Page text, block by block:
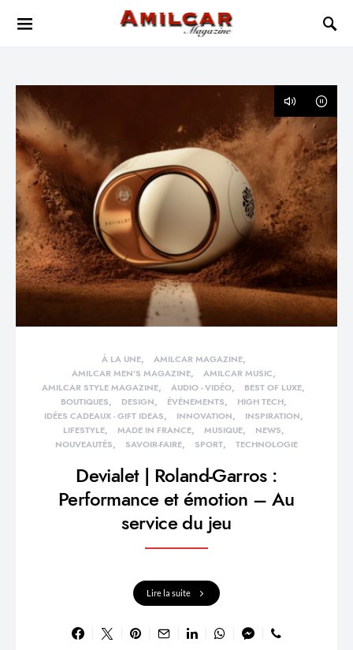
À LA UNE
AMILCAR MAGAZINE
AMILCAR MEN'S MAGAZINE
AMILCAR MUSIC
AMILCAR STYLE MAGAZINE
AUDIO - VIDÉO
BEST OF LUXE
BOUTIQUES
DESIGN ÉVÉNEMENTS
HIGH TECH
IDÉES CADEAUX - GIFT IDEAS
INNOVATION
INSPIRATION
LIFESTYLE
MADE IN FRANCE MUSIQUE
NEWS
NOUVEAUTÉS
SAVOIR-FAIRE SPORT TECHNOLOGIE
Devialet | Roland-Garros :
Performance et émotion – Au
service du jeu
Lire la suite